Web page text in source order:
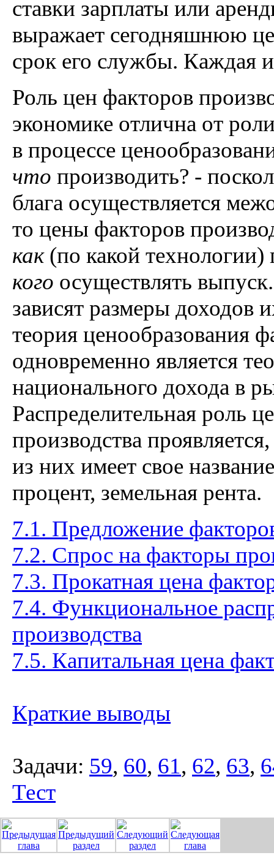
ставки зарплаты или
выражает сегодняшнюю
срок его службы. Каждая
Роль цен факторов
экономике отлична от
в процессе
что производить? -
блага осуществляется
то цены факторов
как(по какой
кого осуществлять
зависят размеры доходов
теория ценообразования
одновременно является
национального дохода в
Распределительная роль
производства
из них имеет свое
процент, земельная рента.
7.1. Предложение
7.2. Спрос на факторы
7.3. Прокатная цена
7.4. Функциональное
производства
7.5. Капитальная цена
Краткие выводы
Задачи: 59, 60, 61, 62, 63,
Тест